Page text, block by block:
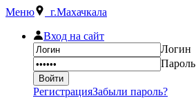
Меню г.Махачкала
Вход на сайт
Логин
Пароль
РегистрацияЗабыли пароль?